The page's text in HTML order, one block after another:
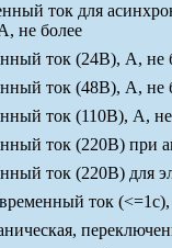
ток для
не более
ток (24В), А, не
ток (48В), А, не
ток (110В), А, не
ток (220В) при
ток (220В) для
ток